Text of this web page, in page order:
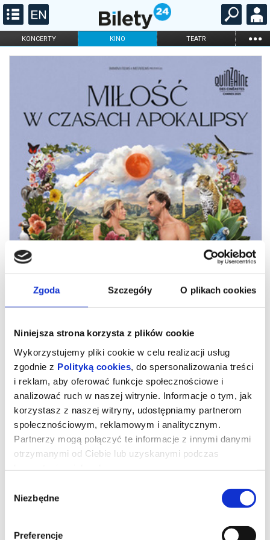
Zgoda Szczegóły O plikach cookies
Niniejsza strona korzysta z plików cookie
Wykorzystujemy pliki cookie w celu realizacji usług
zgodnie z Polityką cookies , do spersonalizowania treści
i reklam, aby oferować funkcje społecznościowe i
analizować ruch w naszej witrynie. Informacje o tym, jak
korzystasz z naszej witryny, udostępniamy partnerom
społecznościowym, reklamowym i analitycznym.
Partnerzy mogą połączyć te informacje z innymi danymi
otrzymanymi od Ciebie lub uzyskanymi podczas
zgody
Niezbędne
Preferencje
KONCERTY KINO TEATR ...
FILHARMONIA OPERA I BALET
Miłość w czasach apokalipsy (Mała
Sala)
Większość czasu spędza ze swoim najlepszym przyjacielem